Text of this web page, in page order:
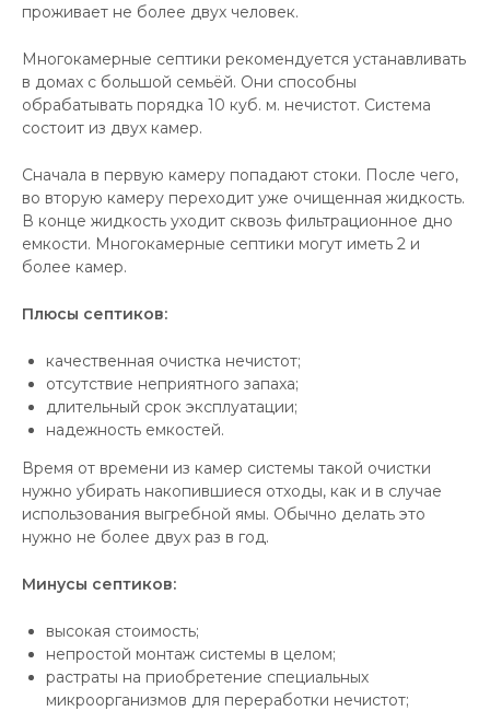
проживает не более двух человек.
Многокамерные септики рекомендуется устанавливать
в домах с большой семьёй. Они способны
обрабатывать порядка 10 куб. м. нечистот. Система
состоит из двух камер.
Сначала в первую камеру попадают стоки. После чего,
во вторую камеру переходит уже очищенная жидкость.
В конце жидкость уходит сквозь фильтрационное дно
емкости. Многокамерные септики могут иметь 2 и
более камер.
Плюсы септиков:
качественная очистка нечистот;
отсутствие неприятного запаха;
длительный срок эксплуатации;
надежность емкостей.
Время от времени из камер системы такой очистки
нужно убирать накопившиеся отходы, как и в случае
использования выгребной ямы. Обычно делать это
нужно не более двух раз в год.
Минусы септиков:
высокая стоимость;
непростой монтаж системы в целом;
растраты на приобретение специальных
микроорганизмов для переработки нечистот;